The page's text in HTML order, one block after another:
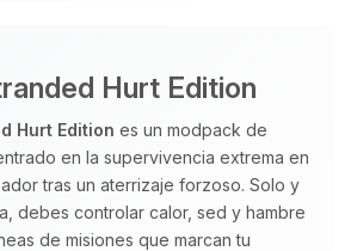
Hurt Edition
Hurt Edition es un modpack de
en la supervivencia extrema en
tras un aterrizaje forzoso. Solo y
debes controlar calor, sed y hambre
de misiones que marcan tu
09:49